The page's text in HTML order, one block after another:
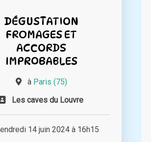
DÉGUSTATION
FROMAGES ET
ACCORDS
IMPROBABLES
à Paris (75)
Les caves du Louvre
14 juin 2024 à 16h15